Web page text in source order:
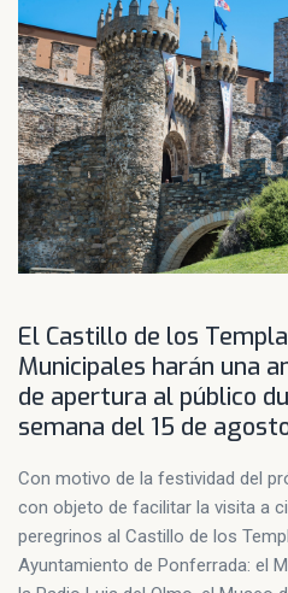
El Castillo de los
Municipales harán una
de apertura al público
semana del 15 de
Con motivo de la festividad del
con objeto de facilitar la visita a
peregrinos al Castillo de los
Ayuntamiento de Ponferrada: el